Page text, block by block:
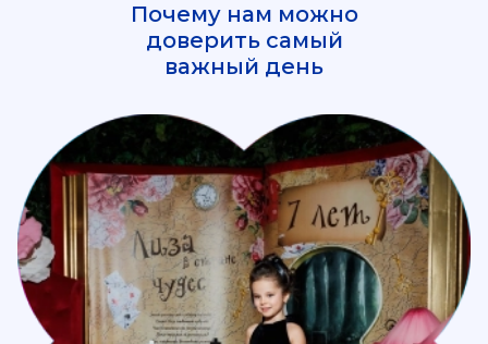
Почему нам можно
доверить самый
важный день